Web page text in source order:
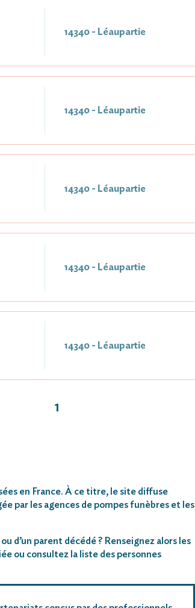
14340 - Léaupartie
14340 - Léaupartie
14340 - Léaupartie
14340 - Léaupartie
14340 - Léaupartie
1
en France. À ce titre, le site diffuse
par les agences de pompes funèbres et les
d’un parent décédé ? Renseignez alors les
ou consultez la liste des personnes